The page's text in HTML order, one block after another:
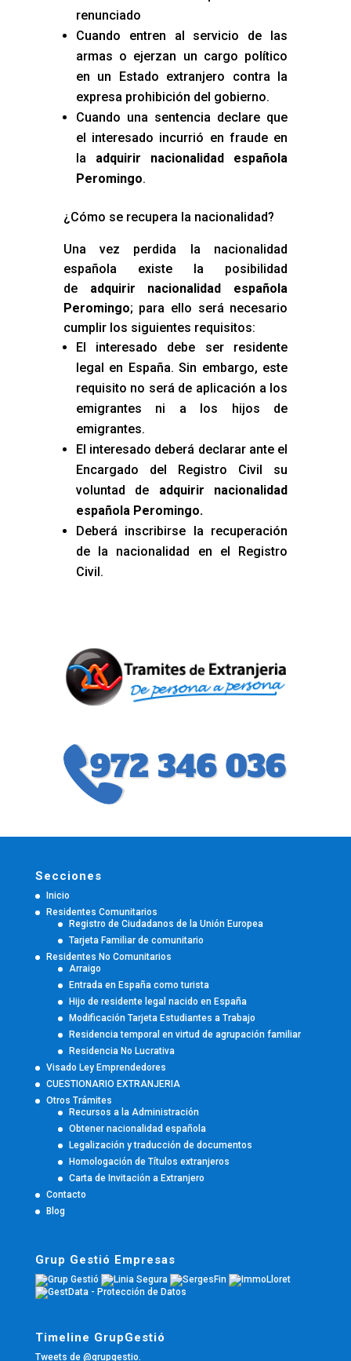
renunciado
Cuando entren al servicio de las
armas o ejerzan un cargo político
en un Estado extranjero contra la
expresa prohibición del gobierno.
Cuando una sentencia declare que
el interesado incurrió en fraude en
la adquirir nacionalidad española
Peromingo.
¿Cómo se recupera la nacionalidad?
Una vez perdida la nacionalidad
española existe la posibilidad
de adquirir nacionalidad española
Peromingo; para ello será necesario
cumplir los siguientes requisitos:
El interesado debe ser residente
legal en España. Sin embargo, este
requisito no será de aplicación a los
emigrantes ni a los hijos de
emigrantes.
El interesado deberá declarar ante el
Encargado del Registro Civil su
voluntad de adquirir nacionalidad
española Peromingo.
Deberá inscribirse la recuperación
de la nacionalidad en el Registro
Civil.
Secciones
Inicio
Residentes Comunitarios
Registro de Ciudadanos de la Unión Europea
Tarjeta Familiar de comunitario
Residentes No Comunitarios
Arraigo
Entrada en España como turista
Hijo de residente legal nacido en España
Modificación Tarjeta Estudiantes a Trabajo
Residencia temporal en virtud de agrupación familiar
Residencia No Lucrativa
Visado Ley Emprendedores
CUESTIONARIO EXTRANJERIA
Otros Trámites
Recursos a la Administración
Obtener nacionalidad española
Legalización y traducción de documentos
Homologación de Títulos extranjeros
Carta de Invitación a Extranjero
Contacto
Blog
Grup Gestió Empresas
Timeline GrupGestió
Tweets de @grupgestio.